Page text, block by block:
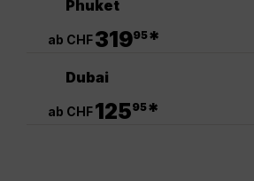
Phuket
ab CHF31995*
Dubai
ab CHF12595*